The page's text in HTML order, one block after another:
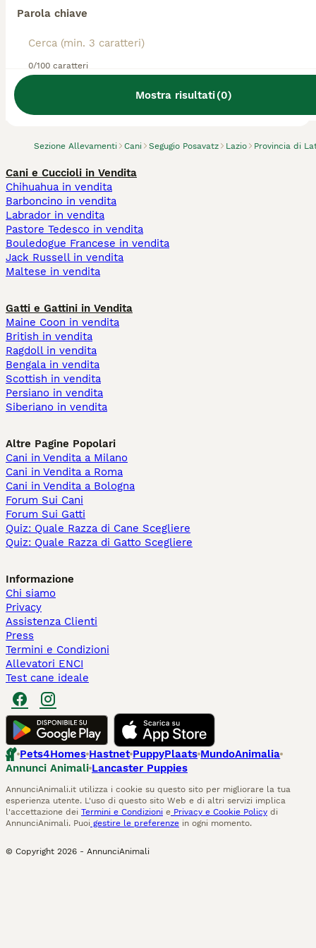
Parola chiave
0/100 caratteri
Mostra risultati(0)
Sezione Allevamenti Cani Segugio Posavatz Lazio Provincia di
Abbiamo trovato 0 Allevamento di Segugio
Posavatz, Priverno.
Cani e Cuccioli in Vendita
Chihuahua in vendita
Barboncino in vendita
Labrador in vendita
Pastore Tedesco in vendita
Bouledogue Francese in vendita
Jack Russell in vendita
Maltese in vendita
Gatti e Gattini in Vendita
Maine Coon in vendita
British in vendita
Ragdoll in vendita
Bengala in vendita
Scottish in vendita
Persiano in vendita
Siberiano in vendita
Altre Pagine Popolari
Cani in Vendita a Milano
Cani in Vendita a Roma
Cani in Vendita a Bologna
Forum Sui Cani
Forum Sui Gatti
Quiz: Quale Razza di Cane Scegliere
Quiz: Quale Razza di Gatto Scegliere
Informazione
Chi siamo
Privacy
Assistenza Clienti
Press
Termini e Condizioni
Allevatori ENCI
Test cane ideale
Pets4Homes Hastnet PuppyPlaats MundoAnimalia
Annunci Animali Lancaster Puppies
AnnunciAnimali.it utilizza i cookie su questo sito per migliorare la tua
esperienza utente. L'uso di questo sito Web e di altri servizi implica
l'accettazione dei Termini e Condizioni e Privacy e Cookie Policy di
AnnunciAnimali. Puoi gestire le preferenze in ogni momento.
© Copyright 2026 - AnnunciAnimali